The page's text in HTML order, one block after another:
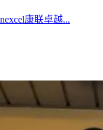
康联卓越...